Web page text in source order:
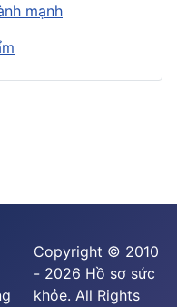
mạnh
Copyright © 2010
- 2026 Hồ sơ sức
khỏe. All Rights